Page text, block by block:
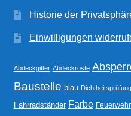
Historie der
Einwilligungen
Abdeckgitter Abdeckroste
Baustelle blau Dichtheitsprüfung
Fahrradständer Farbe Feuerwehr